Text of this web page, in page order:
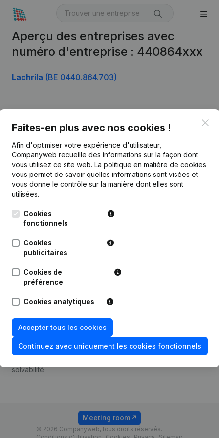
Aperçu des entreprises avec
numéro d'entreprise : 440864xxx
Lachrila (BE 0440.864.703)
Faites-en plus avec nos cookies !
Afin d'optimiser votre expérience d'utilisateur,
Companyweb recueille des informations sur la façon dont
vous utilisez ce site web. La politique en matière de cookies
vous permet de savoir quelles informations sont visées et
vous donne le contrôle sur la manière dont elles sont
utilisées.
Cookies
fonctionnels
Cookies
publicitaires
Cookies de
préférence
Cookies analytiques
Accepter tous les cookies
Continuez avec uniquement les cookies fonctionnels
Français
Kantorenpark Everest
Leuvensesteenweg
1800 Vilvoorde
Informations d’entreprise
Monitoring
Recherche internationale
Prospection
Compliance et prévention
de la fraude
Consulter des comptes
Recherche de numéro de
TVA
solvabilité
Tarifs
© 2026 Companyweb, tous droits réservés.
Meeting room